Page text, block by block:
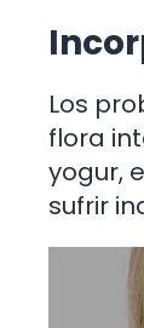
Los
flora
yogur,
sufrir